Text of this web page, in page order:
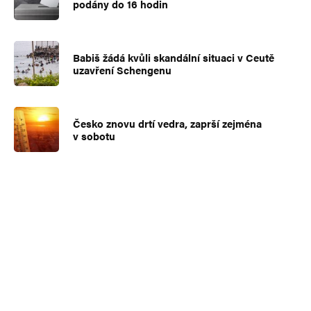
podány do 16 hodin
Babiš žádá kvůli skandální situaci v Ceutě
uzavření Schengenu
Česko znovu drtí vedra, zaprší zejména
v sobotu